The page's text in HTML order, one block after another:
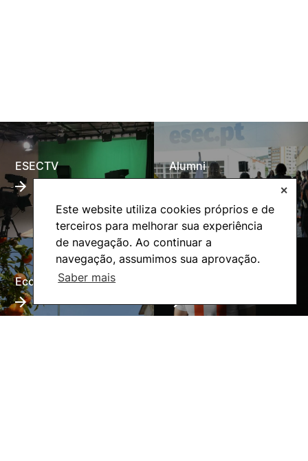
Este website utiliza cookies próprios e de
terceiros para melhorar sua experiência
de navegação. Ao continuar a
navegação, assumimos sua aprovação.
Saber mais
✕
ESECTV Alumni
Eco-Escola